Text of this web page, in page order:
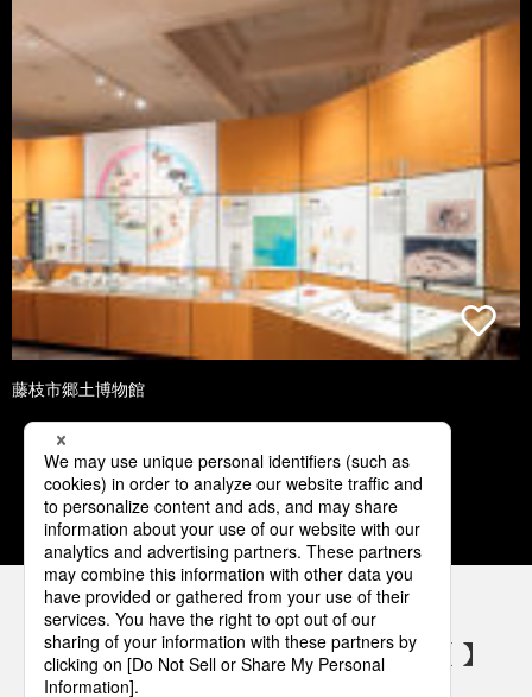
藤枝市郷土博物館
1 2 3 4 5
パナソニックの電気設備 SNSアカウント